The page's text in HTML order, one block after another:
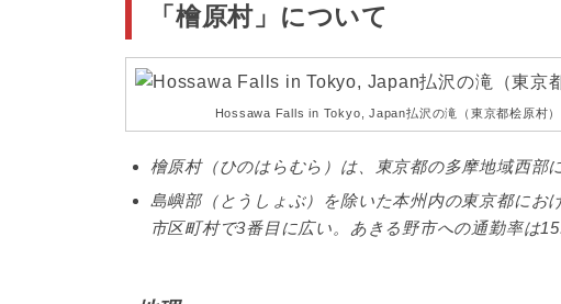
「檜原村」について
Hossawa Falls in Tokyo, Japan払沢の滝（東京都桧原村）
檜原村（ひのはらむら）は、東京都の多摩地域西部
島嶼部（とうしょぶ）を除いた本州内の東京都に
市区町村で3番目に広い。あきる野市への通勤率は